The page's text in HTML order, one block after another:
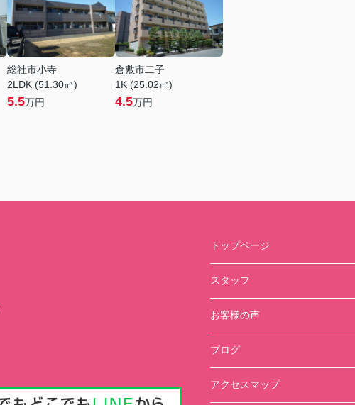
総社市小寺
2LDK (51.30㎡)
5.5万円
倉敷市二子
1K (25.02㎡)
4.5万円
トップページ
スタッフ
お客様の声
ブログ
アクセスマップ